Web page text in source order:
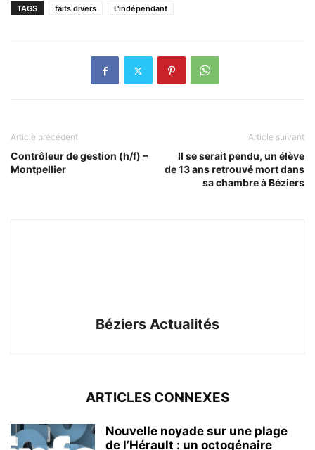
TAGS faits divers L'indépendant
Article précédent
Contrôleur de gestion (h/f) –
Montpellier
Article suivant
Il se serait pendu, un élève
de 13 ans retrouvé mort dans
sa chambre à Béziers
Béziers Actualités
ARTICLES CONNEXES
Nouvelle noyade sur une plage
de l’Hérault : un octogénaire